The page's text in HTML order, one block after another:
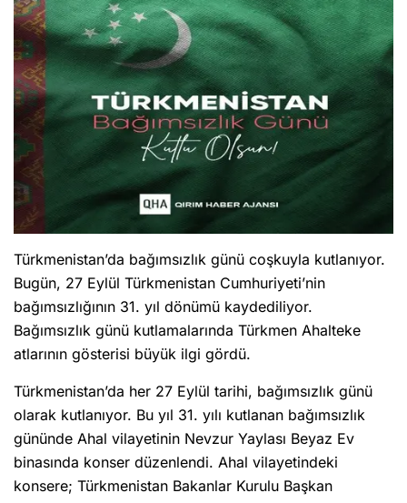
Türkmenistan’da bağımsızlık günü coşkuyla kutlanıyor.
Bugün, 27 Eylül Türkmenistan Cumhuriyeti’nin
bağımsızlığının 31. yıl dönümü kaydediliyor.
Bağımsızlık günü kutlamalarında Türkmen Ahalteke
atlarının gösterisi büyük ilgi gördü.
Türkmenistan’da her 27 Eylül tarihi, bağımsızlık günü
olarak kutlanıyor. Bu yıl 31. yılı kutlanan bağımsızlık
gününde Ahal vilayetinin Nevzur Yaylası Beyaz Ev
binasında konser düzenlendi. Ahal vilayetindeki
konsere; Türkmenistan Bakanlar Kurulu Başkan